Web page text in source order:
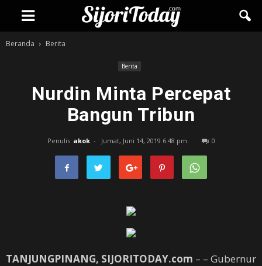
Beranda Berita
Berita
Nurdin Minta Percepat
Bangun Tribun
Penulis akok - Jumat, Juni 14, 2019 6:48 pm 0
TANJUNGPINANG, SIJORITODAY.com – – Gubernur